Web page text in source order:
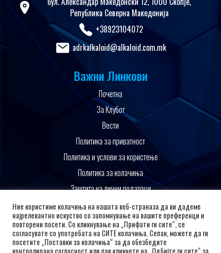
Република Северна Македонија
+38923104072
adrkalkaloid@alkaloid.com.mk
Важни Линкови
Почетна
За Клубот
Вести
Политика за приватност
Политика и услови за користење
Политика за колачиња
Заштита на лични податоци
Поддржано од
Ние користиме колачиња на нашата веб-страназа да ви дадеме
најрелевантно искуство со запомнување на вашите преференци и
повторени посети. Со кликнување на „Прифати ги сите“, се
согласувате со употребата на СИТЕ колачиња. Сепак, можете да ги
посетите „Поставки за колачиња“ за да обезбедите
контролирана согласност или пак кликнете на „Одбијте ги сите“ за